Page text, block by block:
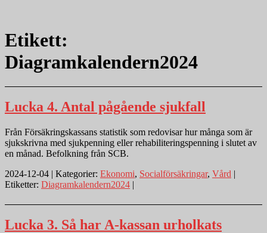
Etikett:
Diagramkalendern2024
Lucka 4. Antal pågående sjukfall
Från Försäkringskassans statistik som redovisar hur många som är
sjukskrivna med sjukpenning eller rehabiliteringspenning i slutet av
en månad. Befolkning från SCB.
2024-12-04 | Kategorier: Ekonomi, Socialförsäkringar, Vård |
Etiketter: Diagramkalendern2024 |
Lucka 3. Så har A-kassan urholkats